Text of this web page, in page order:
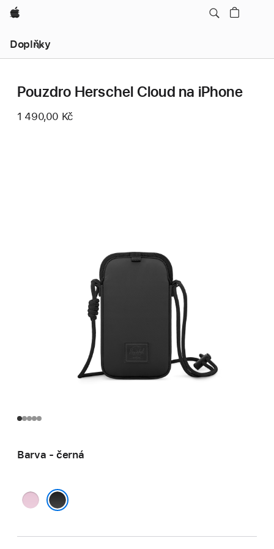
Apple
Doplňky
navigace
–
nabídku
Pouzdro Herschel Cloud na iPhone
1 490,00 Kč
Barva - černá
růžová